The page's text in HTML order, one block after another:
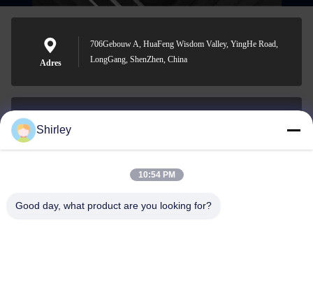
Adres
706Gebouw A, HuaFeng Wisdom Valley, YingHe Road,
LongGang, ShenZhen, China
0086-18148506772
Shirley
10:54 PM
Good day, what product are you looking for?